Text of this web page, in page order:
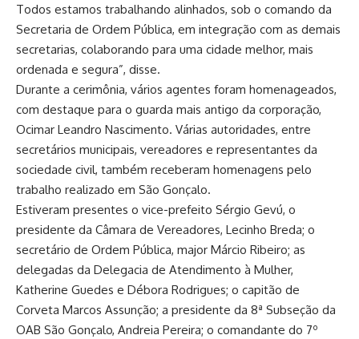
Todos estamos trabalhando alinhados, sob o comando da
Secretaria de Ordem Pública, em integração com as demais
secretarias, colaborando para uma cidade melhor, mais
ordenada e segura”, disse.
Durante a cerimônia, vários agentes foram homenageados,
com destaque para o guarda mais antigo da corporação,
Ocimar Leandro Nascimento. Várias autoridades, entre
secretários municipais, vereadores e representantes da
sociedade civil, também receberam homenagens pelo
trabalho realizado em São Gonçalo.
Estiveram presentes o vice-prefeito Sérgio Gevú, o
presidente da Câmara de Vereadores, Lecinho Breda; o
secretário de Ordem Pública, major Márcio Ribeiro; as
delegadas da Delegacia de Atendimento à Mulher,
Katherine Guedes e Débora Rodrigues; o capitão de
Corveta Marcos Assunção; a presidente da 8ª Subseção da
OAB São Gonçalo, Andreia Pereira; o comandante do 7º